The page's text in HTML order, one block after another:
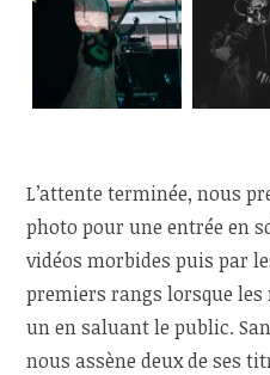
L’attente terminée, nous
photo pour une entrée en
vidéos morbides puis par
premiers rangs lorsque les
un en saluant le public.
nous assène deux de ses